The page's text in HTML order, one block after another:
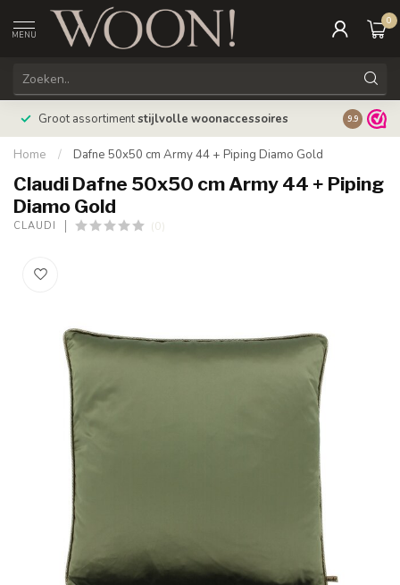
MENU
0
Groot assortimentstijlvolle woonaccessoires 9.9
Home / Dafne 50x50 cm Army 44 + Piping Diamo Gold
Claudi Dafne 50x50 cm Army 44 + Piping
Diamo Gold
CLAUDI (0)